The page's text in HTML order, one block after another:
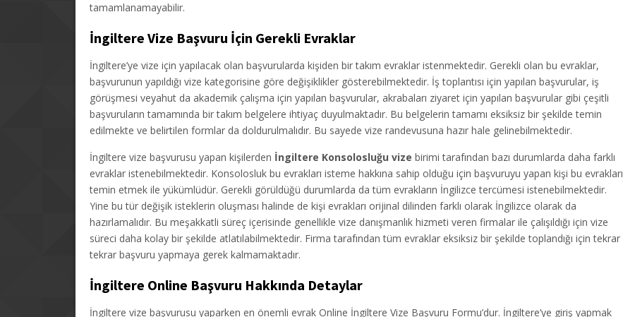
tamamlanamayabilir.
İngiltere Vize Başvuru İçin Gerekli Evraklar
İngiltere’ye vize için yapılacak olan başvurularda kişiden bir takım evraklar istenmektedir. Gerekli olan bu evraklar,
başvurunun yapıldığı vize kategorisine göre değişiklikler gösterebilmektedir. İş toplantısı için yapılan başvurular, iş
görüşmesi veyahut da akademik çalışma için yapılan başvurular, akrabaları ziyaret için yapılan başvurular gibi çeşitli
başvuruların tamamında bir takım belgelere ihtiyaç duyulmaktadır. Bu belgelerin tamamı eksiksiz bir şekilde temin
edilmekte ve belirtilen formlar da doldurulmalıdır. Bu sayede vize randevusuna hazır hale gelinebilmektedir.
İngiltere vize başvurusu yapan kişilerden İngiltere Konsolosluğu vize birimi tarafından bazı durumlarda daha farklı
evraklar istenebilmektedir. Konsolosluk bu evrakları isteme hakkına sahip olduğu için başvuruyu yapan kişi bu evrakları
temin etmek ile yükümlüdür. Gerekli görüldüğü durumlarda da tüm evrakların İngilizce tercümesi istenebilmektedir.
Yine bu tür değişik isteklerin oluşması halinde de kişi evrakları orijinal dilinden farklı olarak İngilizce olarak da
hazırlamalıdır. Bu meşakkatli süreç içerisinde genellikle vize danışmanlık hizmeti veren firmalar ile çalışıldığı için vize
süreci daha kolay bir şekilde atlatılabilmektedir. Firma tarafından tüm evraklar eksiksiz bir şekilde toplandığı için tekrar
tekrar başvuru yapmaya gerek kalmamaktadır.
İngiltere Online Başvuru Hakkında Detaylar
İngiltere vize başvurusu yaparken en önemli evrak Online İngiltere Vize Başvuru Formu’dur. İngiltere’ye giriş yapmak